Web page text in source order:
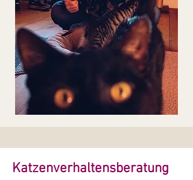
Katzenverhaltensberatung